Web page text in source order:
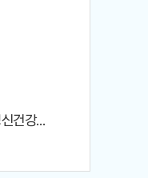
건강...